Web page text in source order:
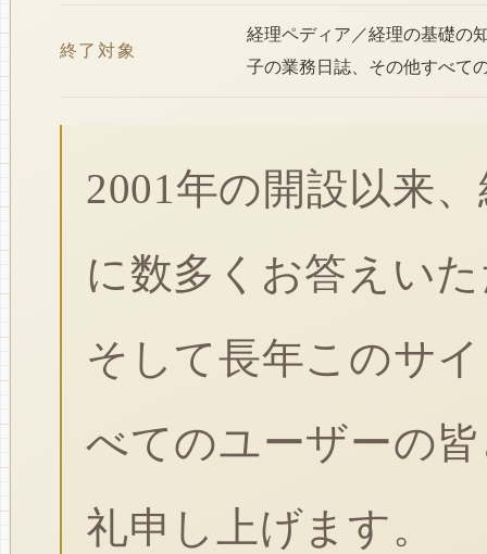
終了対象
経理ペディア／経理の基礎の
子の業務日誌、その他すべて
2001年の開設以来
に数多くお答えい
そして長年このサ
べてのユーザーの
礼申し上げます。